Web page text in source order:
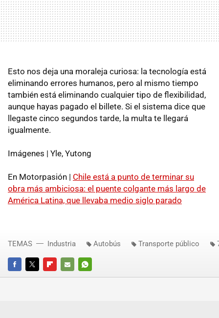
Esto nos deja una moraleja curiosa: la tecnología está
eliminando errores humanos, pero al mismo tiempo
también está eliminando cualquier tipo de flexibilidad,
aunque hayas pagado el billete. Si el sistema dice que
llegaste cinco segundos tarde, la multa te llegará
igualmente.
Imágenes | Yle, Yutong
En Motorpasión | Chile está a punto de terminar su
obra más ambiciosa: el puente colgante más largo de
América Latina, que llevaba medio siglo parado
FACEBOOKTWITTERFLIPBOARD
E-
WHATSAPP
TEMAS Industria Autobús Transporte público